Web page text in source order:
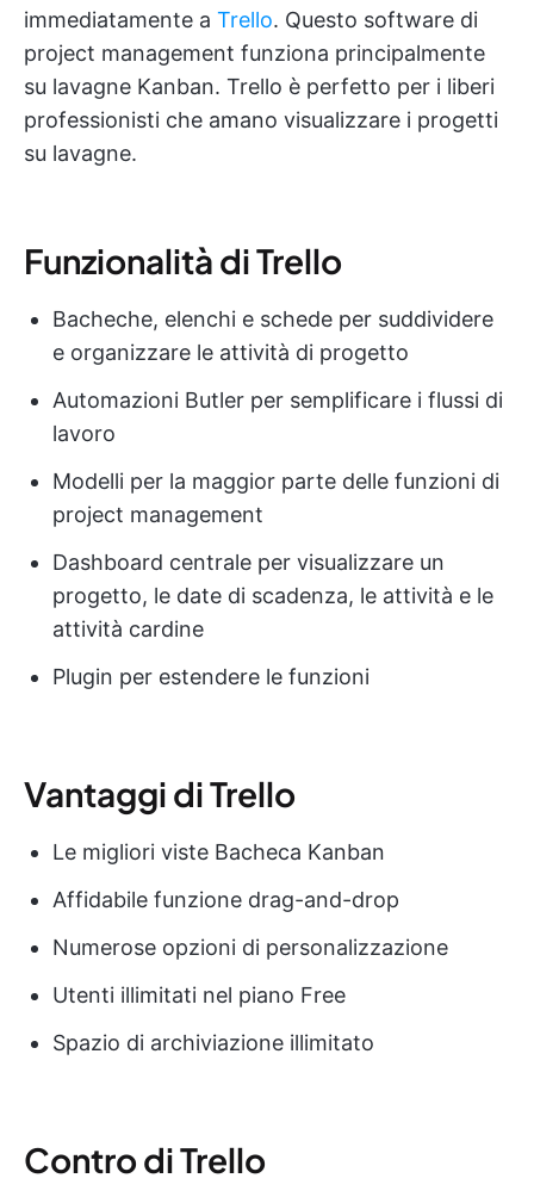
immediatamente a Trello. Questo software di
project management funziona principalmente
su lavagne Kanban. Trello è perfetto per i liberi
professionisti che amano visualizzare i progetti
su lavagne.
Funzionalità di Trello
Bacheche, elenchi e schede per suddividere
e organizzare le attività di progetto
Automazioni Butler per semplificare i flussi di
lavoro
Modelli per la maggior parte delle funzioni di
project management
Dashboard centrale per visualizzare un
progetto, le date di scadenza, le attività e le
attività cardine
Plugin per estendere le funzioni
Vantaggi di Trello
Le migliori viste Bacheca Kanban
Affidabile funzione drag-and-drop
Numerose opzioni di personalizzazione
Utenti illimitati nel piano Free
Spazio di archiviazione illimitato
Contro di Trello